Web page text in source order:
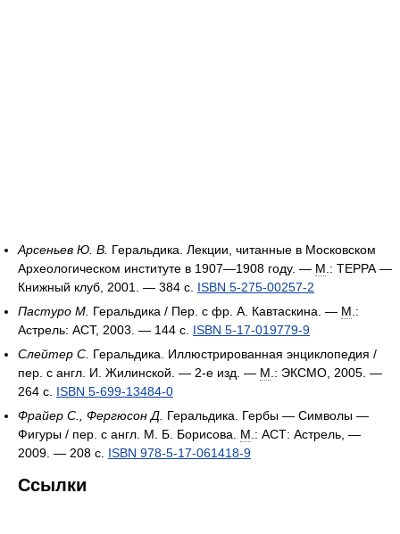
Арсеньев Ю. В. Геральдика. Лекции, читанные в Московском
Археологическом институте в 1907—1908 году. — М .: ТЕРРА —
Книжный клуб, 2001. — 384 с. ISBN 5-275-00257-2
Пастуро М. Геральдика / Пер. с фр. А. Кавтаскина. — М .:
Астрель: АСТ, 2003. — 144 с. ISBN 5-17-019779-9
Слейтер С. Геральдика. Иллюстрированная энциклопедия /
пер. с англ. И. Жилинской. — 2-е изд. — М .: ЭКСМО, 2005. —
264 c. ISBN 5-699-13484-0
Фрайер С., Фергюсон Д. Геральдика. Гербы — Символы —
Фигуры / пер. с англ. М. Б. Борисова. М .: АСТ: Астрель, —
2009. — 208 с. ISBN 978-5-17-061418-9
Ссылки